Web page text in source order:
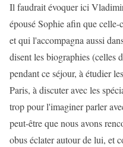
Il faudrait évoquer ici
épousé Sophie afin que
et qui l'accompagna aussi
disent les biographies (celles
pendant ce séjour, à étudier
Paris, à discuter avec les
trop pour l'imaginer parler
peut-être que nous avons
obus éclater autour de lui, et